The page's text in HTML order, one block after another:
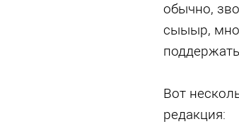
обычно,
сыыыр,
Вот
редакция: